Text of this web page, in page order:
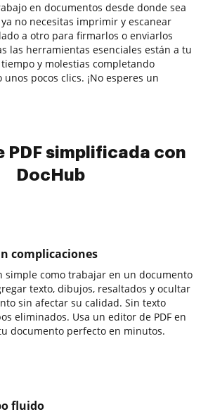
en documentos desde donde sea
no necesitas imprimir y escanear
a otro para firmarlos o enviarlos
las herramientas esenciales están a tu
y molestias completando
pocos clics. ¡No esperes un
PDF simplificada con
DocHub
complicaciones
simple como trabajar en un documento
texto, dibujos, resaltados y ocultar
sin afectar su calidad. Sin texto
eliminados. Usa un editor de PDF en
documento perfecto en minutos.
fluido